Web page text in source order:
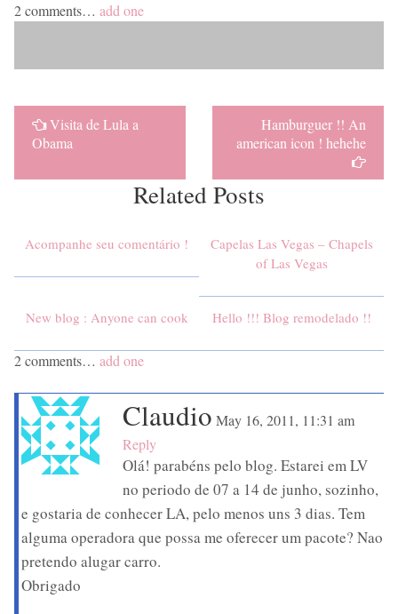
2comments… add one
Visita de Lula a
Obama
Hamburguer !! An
american icon ! hehehe
Related Posts
Acompanhe seu comentário !
Capelas Las Vegas – Chapels
of Las Vegas
New blog : Anyone can cook Hello !!! Blog remodelado !!
2comments… add one
Claudio May 16, 2011, 11:31 am
Reply
Olá! parabéns pelo blog. Estarei em LV
no periodo de 07 a 14 de junho, sozinho,
e gostaria de conhecer LA, pelo menos uns 3 dias. Tem
alguma operadora que possa me oferecer um pacote? Nao
pretendo alugar carro.
Obrigado